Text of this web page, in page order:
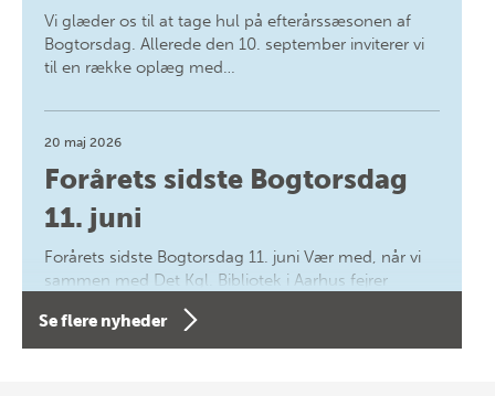
Vi glæder os til at tage hul på efterårssæsonen af
Bogtorsdag. Allerede den 10. september inviterer vi
til en række oplæg med…
20 maj 2026
Forårets sidste Bogtorsdag
11. juni
Forårets sidste Bogtorsdag 11. juni Vær med, når vi
sammen med Det Kgl. Bibliotek i Aarhus fejrer
forfatterne bag vores nyes…
Se flere nyheder